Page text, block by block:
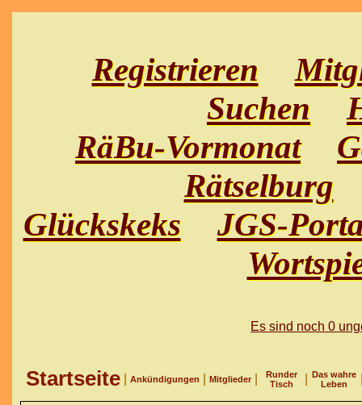
Registrieren
Suchen
RäBu-Vormonat
Rätselburg
Glückskeks
JGS-
Es sind noch 0
Startseite Ankündigungen Mitglieder
Runder
Tisch
Das wahre
Leben